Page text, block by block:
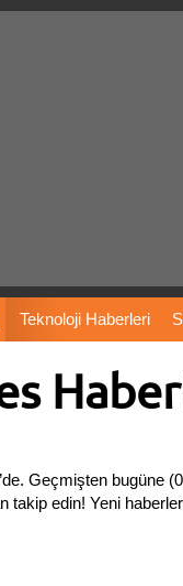
Teknoloji Haberleri
Önerileri
İnstagram Dondurma
Geçmişten bugüne
takip edin! Yeni